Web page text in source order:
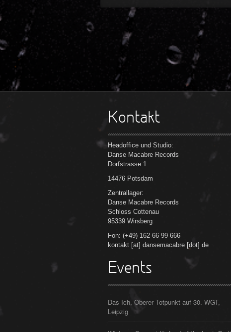
Kontakt
Headoffice und Studio:
Danse Macabre Records
Dorfstrasse 1
14476 Potsdam
Zentrallager:
Danse Macabre Records
Schloss Cottenau
95339 Wirsberg
Fon: (+49) 162 66 99 666
kontakt [at] dansemacabre [dot] de
Events
Das Ich, Oberer Totpunkt auf 30. WGT,
Leipzig